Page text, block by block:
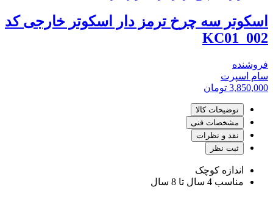
اسکوتر سه چرخ ترمز دار اسکوتر خارجی کد
KC01_002
فروشنده
سام اسپرت
3,850,000 تومان
توضیحات کالا
مشخصات فنی
نقد و نظرات
ثبت نظر
اندازه کوچک
مناسب 4 سال تا 8 سال